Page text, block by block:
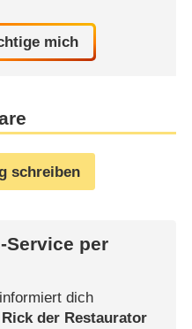
mich
schreiben
Service per
dich
Rick der Restaurator